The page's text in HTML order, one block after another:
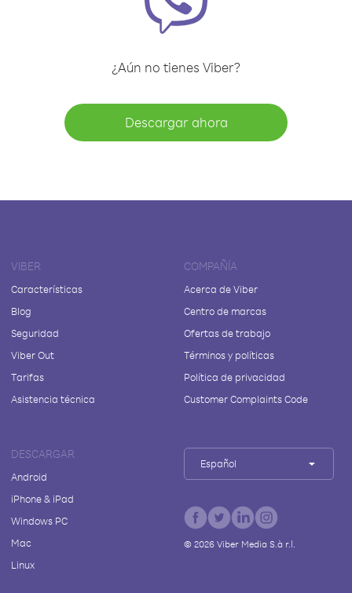
¿Aún no tienes Viber?
Descargar ahora
VIBER
Características
Blog
Seguridad
Viber Out
Tarifas
Asistencia técnica
COMPAÑÍA
Acerca de Viber
Centro de marcas
Ofertas de trabajo
Términos y políticas
Política de privacidad
Customer Complaints Code
DESCARGAR
Android
iPhone & iPad
Windows PC
Mac
Linux
Español
© 2026Viber Media S.à r.l.